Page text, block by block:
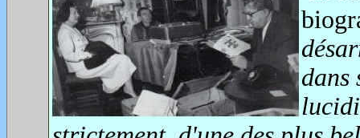
dans